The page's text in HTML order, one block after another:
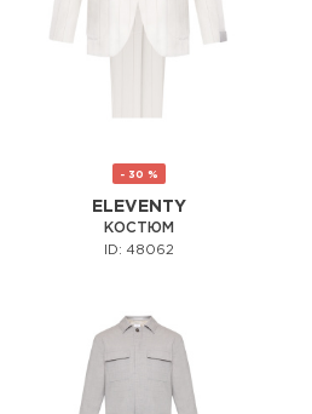
- 30 %
ELEVENTY
КОСТЮМ
ID: 48062